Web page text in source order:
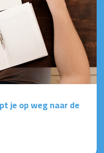
je op weg naar de